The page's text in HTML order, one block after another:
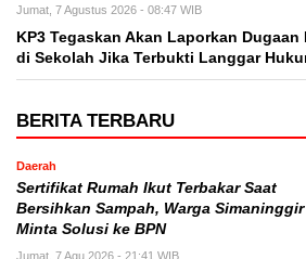
Jumat, 7 Agustus 2026 - 08:47 WIB
KP3 Tegaskan Akan Laporkan Dugaan
di Sekolah Jika Terbukti Langgar
BERITA TERBARU
Daerah
Sertifikat Rumah Ikut Terbakar Saat
Bersihkan Sampah, Warga Simaninggir
Minta Solusi ke BPN
Jumat, 7 Agu 2026 - 21:41 WIB